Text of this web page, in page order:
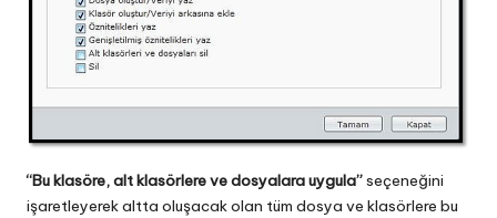
“Bu klasöre, alt klasörlere ve dosyalara uygula”seçeneğini
işaretleyerek altta oluşacak olan tüm dosya ve klasörlere bu